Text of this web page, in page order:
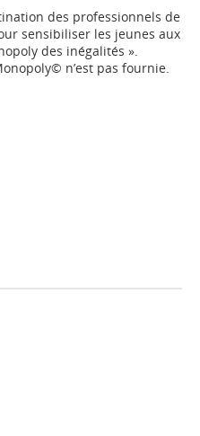
des professionnels de
sensibiliser les jeunes aux
des inégalités ».
n’est pas fournie.